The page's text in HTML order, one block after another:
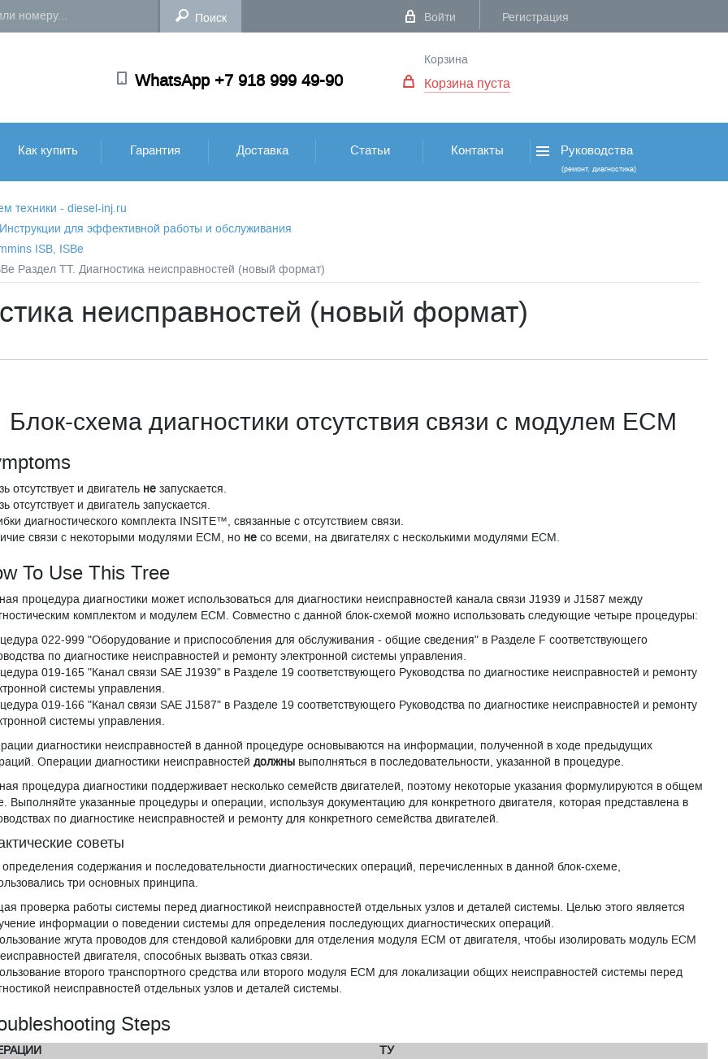
Войти Регистрация
WhatsApp +7 918 999 49-90
Корзина
Корзина пуста
Как купить Гарантия Доставка Статьи Контакты Руководства
(ремонт, диагностика)
техники - diesel-inj.ru
для эффективной работы и обслуживания
ISB, ISBe
Раздел TТ. Диагностика неисправностей (новый формат)
неисправностей (новый формат)
Блок-схема диагностики отсутствия связи с модулем ЕСМ
отсутствует и двигатель незапускается.
отсутствует и двигатель запускается.
диагностического комплекта INSITE™, связанные с отсутствием связи.
связи с некоторыми модулями ECM, но несо всеми, на двигателях с несколькими модулями ECM.
To Use This Tree
процедура диагностики может использоваться для диагностики неисправностей канала связи J1939 и J1587 между
комплектом и модулем ECM. Совместно с данной блок-схемой можно использовать следующие четыре процедуры:
022-999 "Оборудование и приспособления для обслуживания - общие сведения" в Разделе F соответствующего
по диагностике неисправностей и ремонту электронной системы управления.
019-165 "Канал связи SAE J1939" в Разделе 19 соответствующего Руководства по диагностике неисправностей и ремонту
системы управления.
019-166 "Канал связи SAE J1587" в Разделе 19 соответствующего Руководства по диагностике неисправностей и ремонту
системы управления.
диагностики неисправностей в данной процедуре основываются на информации, полученной в ходе предыдущих
Операции диагностики неисправностей должнывыполняться в последовательности, указанной в процедуре.
процедура диагностики поддерживает несколько семейств двигателей, поэтому некоторые указания формулируются в общем
Выполняйте указанные процедуры и операции, используя документацию для конкретного двигателя, которая представлена в
по диагностике неисправностей и ремонту для конкретного семейства двигателей.
советы
содержания и последовательности диагностических операций, перечисленных в данной блок-схеме,
три основных принципа.
проверка работы системы перед диагностикой неисправностей отдельных узлов и деталей системы. Целью этого является
информации о поведении системы для определения последующих диагностических операций.
жгута проводов для стендовой калибровки для отделения модуля ECM от двигателя, чтобы изолировать модуль ECM
двигателя, способных вызвать отказ связи.
второго транспортного средства или второго модуля ECM для локализации общих неисправностей системы перед
неисправностей отдельных узлов и деталей системы.
Steps
ТУ